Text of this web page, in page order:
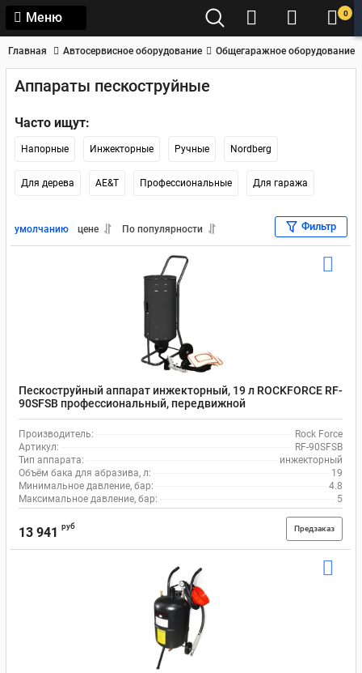
Меню 0
Главная Автосервисное оборудование Общегаражное оборудование
Аппараты пескоструйные
Часто ищут:
Напорные Инжекторные Ручные Nordberg
Для дерева AE&T Профессиональные Для гаража
умолчанию цене По популярности Фильтр
Пескоструйный аппарат инжекторный, 19 л ROCKFORCE RF-
90SFSB профессиональный, передвижной
Производитель:
Rock Force
Артикул:
RF-90SFSB
Тип аппарата:
инжекторный
Объём бака для абразива, л:
19
Минимальное давление, бар:
4.8
Максимальное давление, бар:
5
13 941 руб Предзаказ